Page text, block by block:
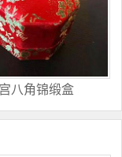
八角锦缎盒